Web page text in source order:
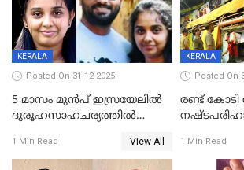
KERALA
Posted On 31-12-2025
5 മാസം മുൻപ് ഇസ്രയേലിൽ
ദുരൂഹസാഹചര്യത്തിൽ
മലയാളി യുവാവിന്റെ ഭാര്യയും
മരിച്ചു
1 Min Read View All
KERALA
Posted On
രണ്ട്
1 Min Read